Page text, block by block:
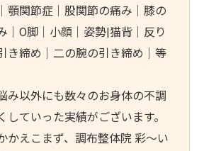
顎関節症｜股関節の痛み｜膝の
｜O脚｜小顔｜姿勢|猫背｜反り
き締め｜二の腕の引き締め｜等
み以外にも数々のお身体の不調
していった実績がございます。
かえこまず、調布整体院 彩～い